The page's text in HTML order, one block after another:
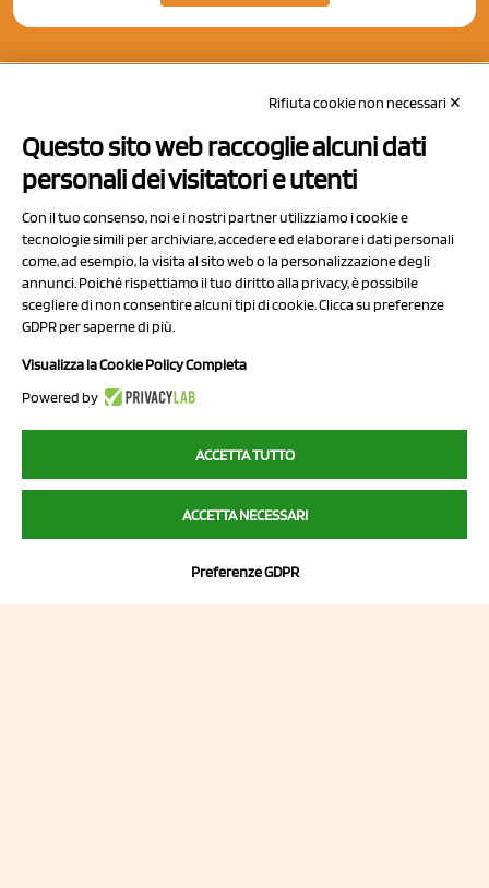
Via Prov.le Sassuolo Vignola 315/1
41057 Spilamberto (MO)
P.I/C.F. 01041460369
REA: MO 208553
Rifiuta cookie non necessari ✕
Questo sito web raccoglie alcuni dati
personali dei visitatori e utenti
Con il tuo consenso, noi e i nostri partner utilizziamo i cookie e
tecnologie simili per archiviare, accedere ed elaborare i dati personali
come, ad esempio, la visita al sito web o la personalizzazione degli
annunci. Poiché rispettiamo il tuo diritto alla privacy, è possibile
scegliere di non consentire alcuni tipi di cookie. Clicca su preferenze
GDPR per saperne di più.
Visualizza la Cookie Policy Completa
Powered by
ACCETTA TUTTO
ACCETTA NECESSARI
Preferenze GDPR